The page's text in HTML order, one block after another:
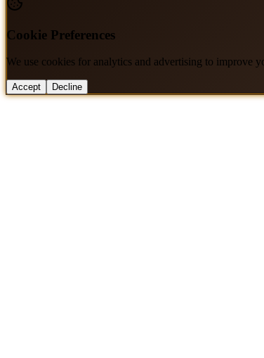
Cookie Preferences
We use cookies for analytics and advertising to improve
Accept Decline